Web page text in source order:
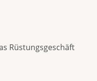
Rüstungsgeschäft